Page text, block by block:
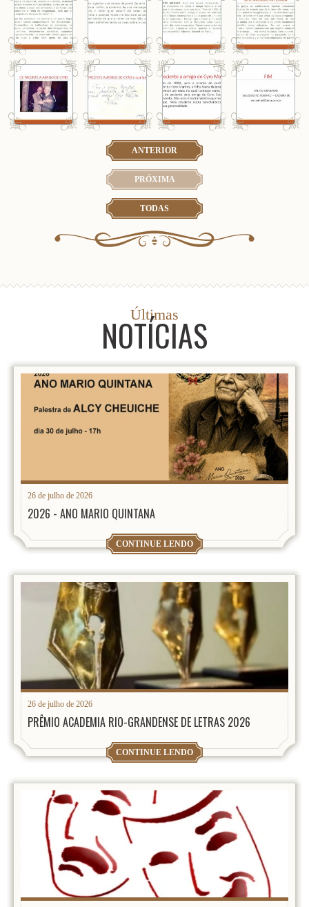
ANTERIOR
PRÓXIMA
TODAS
Últimas
NOTÍCIAS
26 de julho de 2026
2026 - ANO MARIO QUINTANA
CONTINUE LENDO
26 de julho de 2026
PRÊMIO ACADEMIA RIO-GRANDENSE DE LETRAS 2026
CONTINUE LENDO